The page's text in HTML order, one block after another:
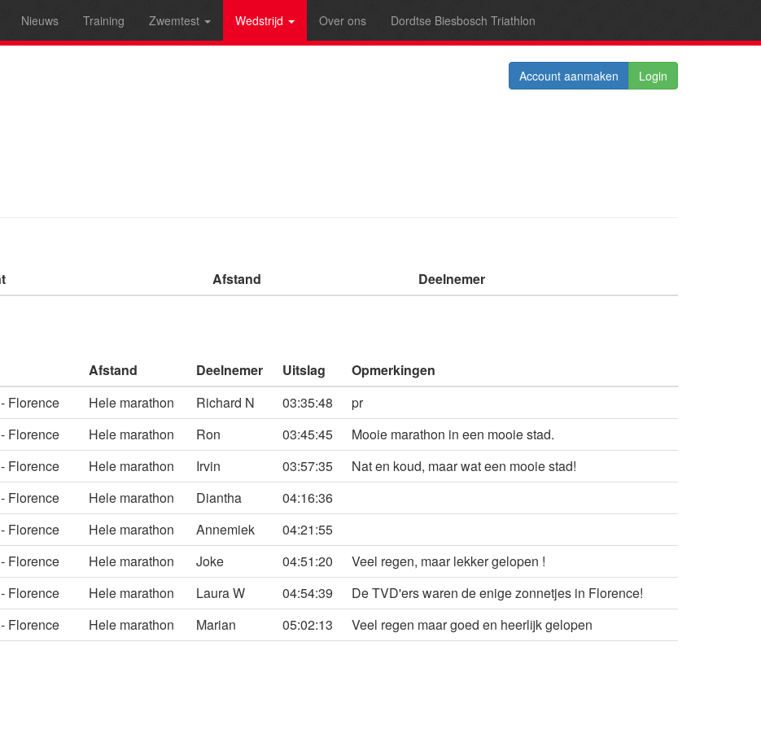
Nieuws Training Zwemtest Wedstrijd Over ons Dordtse Biesbosch Triathlon
Account aanmaken Login
Afstand Deelnemer
Afstand Deelnemer Uitslag
Opmerkingen
Florence Hele marathon Richard N 03:35:48
pr
Florence Hele marathon Ron 03:45:45
Mooie marathon in een mooie stad.
Florence Hele marathon Irvin 03:57:35
Nat en koud, maar wat een mooie stad!
Florence Hele marathon Diantha
04:16:36
Florence Hele marathon Annemiek
04:21:55
Florence Hele marathon Joke 04:51:20
Veel regen, maar lekker gelopen !
Florence Hele marathon Laura W 04:54:39
De TVD'ers waren de enige zonnetjes in Florence!
Florence Hele marathon Marian 05:02:13 Veel regen maar goed en heerlijk gelopen